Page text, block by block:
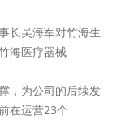
长吴海军对竹海生
海医疗器械
，为公司的后续发
在运营23个